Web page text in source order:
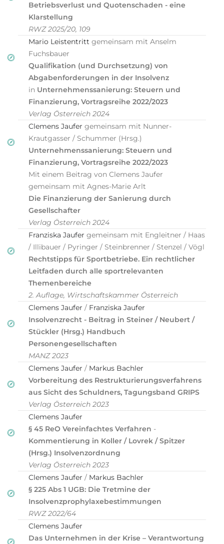
Betriebsverlust und Quotenschaden - eine
Klarstellung
RWZ 2025/20, 109
Mario Leistentritt gemeinsam mit Anselm
Fuchsbauer
Qualifikation (und Durchsetzung) von
Abgabenforderungen in der Insolvenz
in Unternehmenssanierung: Steuern und
Finanzierung, Vortragsreihe 2022/2023
Verlag Österreich 2024
Clemens Jaufer gemeinsam mit Nunner-
Krautgasser / Schummer (Hrsg.)
Unternehmenssanierung: Steuern und
Finanzierung, Vortragsreihe 2022/2023
Mit einem Beitrag von Clemens Jaufer
gemeinsam mit Agnes-Marie Arlt
Die Finanzierung der Sanierung durch
Gesellschafter
Verlag Österreich 2024
Franziska Jaufer gemeinsam mit Engleitner / Haas
/ Illibauer / Pyringer / Steinbrenner / Stenzel / Vögl
Rechtstipps für Sportbetriebe. Ein rechtlicher
Leitfaden durch alle sportrelevanten
Themenbereiche
2. Auflage, Wirtschaftskammer Österreich
Clemens Jaufer / Franziska Jaufer
Insolvenzrecht - Beitrag in Steiner / Neubert /
Stückler (Hrsg.) Handbuch
Personengesellschaften
MANZ 2023
Clemens Jaufer / Markus Bachler
Vorbereitung des Restrukturierungsverfahrens
aus Sicht des Schuldners, Tagungsband GRIPS
Verlag Österreich 2023
Clemens Jaufer
§ 45 ReO Vereinfachtes Verfahren -
Kommentierung in Koller / Lovrek / Spitzer
(Hrsg.) Insolvenzordnung
Verlag Österreich 2023
Clemens Jaufer / Markus Bachler
§ 225 Abs 1 UGB: Die Tretmine der
Insolvenzprophylaxebestimmungen
RWZ 2022/64
Clemens Jaufer
Das Unternehmen in der Krise – Verantwortung